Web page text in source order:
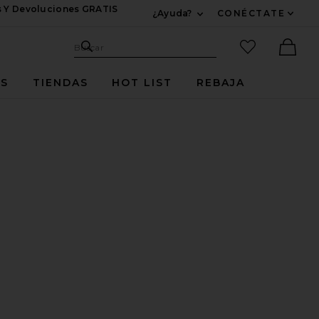
Y Devoluciones GRATIS
¿Ayuda?
CONÉCTATE
Sitio de búsqueda
Buscar
artículos
TIENDAS HOT LIST REBAJA